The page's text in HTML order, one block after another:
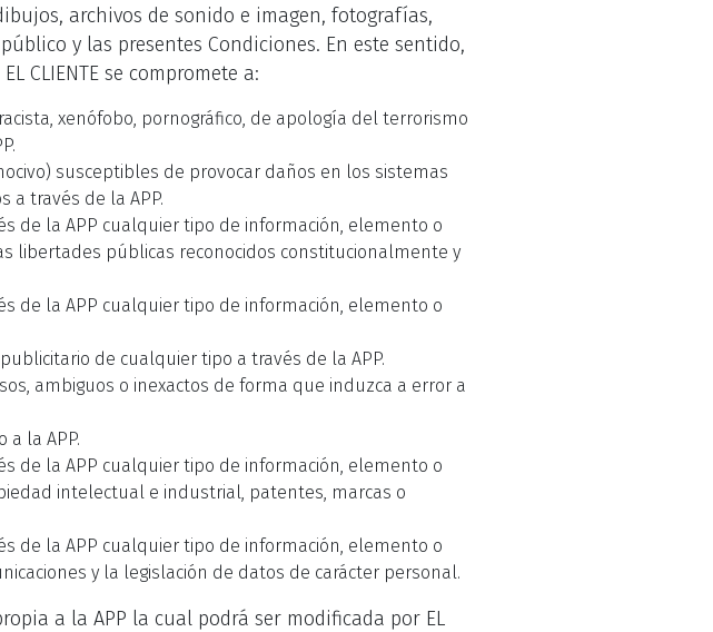
archivos de sonido e imagen, fotografías,
y las presentes Condiciones. En este sentido,
CLIENTE se compromete a:
xenófobo, pornográfico, de apología del terrorismo
susceptibles de provocar daños en los sistemas
a través de la APP.
de la APP cualquier tipo de información, elemento o
libertades públicas reconocidos constitucionalmente y
de la APP cualquier tipo de información, elemento o
de cualquier tipo a través de la APP.
ambiguos o inexactos de forma que induzca a error a
la APP.
de la APP cualquier tipo de información, elemento o
intelectual e industrial, patentes, marcas o
de la APP cualquier tipo de información, elemento o
y la legislación de datos de carácter personal.
a la APP la cual podrá ser modificada por EL